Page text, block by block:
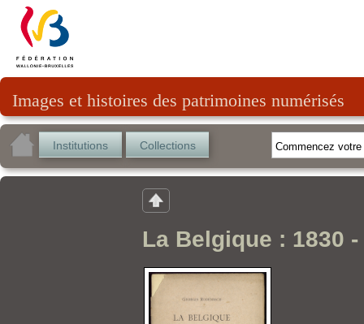
Images et histoires des patrimoines numérisés
Institutions Collections
La Belgique : 1830